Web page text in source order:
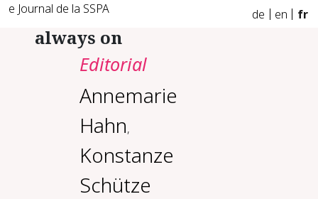
e Journal de la SSPA de en fr
always on
Editorial
Annemarie
Hahn,
Konstanze
Schütze